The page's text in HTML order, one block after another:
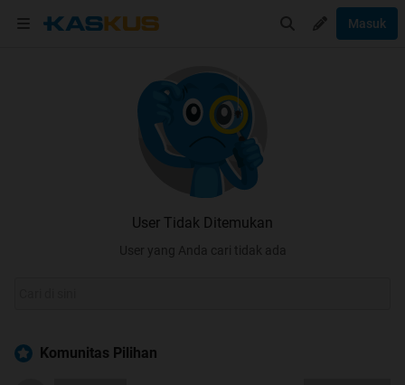
Masuk
User Tidak Ditemukan
User yang Anda cari tidak ada
Komunitas Pilihan